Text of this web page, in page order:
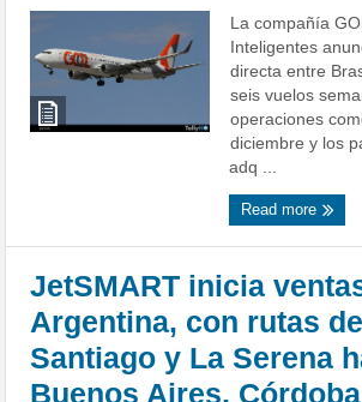
La compañía
Inteligentes
directa entre
seis vuelos
operaciones
diciembre y los
adq ...
Read more
JetSMART inicia
Argentina, con rutas
Santiago y La Serena
Buenos Aires,